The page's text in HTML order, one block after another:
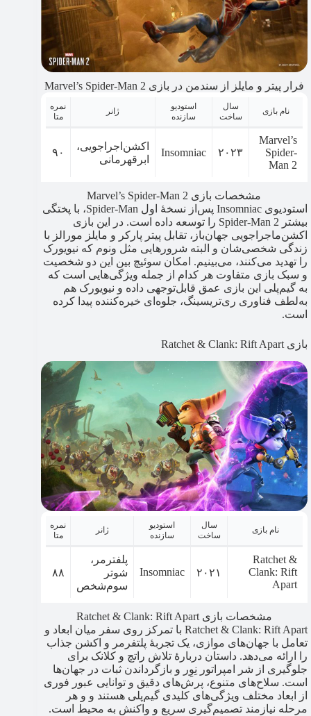
فرار پیتر و مایلز از سندمن در بازی Marvel’s Spider-Man 2
نام بازی
سال
ساخت
استودیو
سازنده
ژانر
نمره
متا
Marvel’s
Spider-
Man 2
۲۰۲۳ Insomniac
اکشن‌اجراجویی،
ابرقهرمانی
۹۰
مشخصات بازی Marvel’s Spider-Man 2
استودیوی Insomniac پس‌از نسخۀ اول Spider-Man، با پختگی
بیشتر Spider-Man 2 را توسعه داده است. در این بازی
اکشن‌ماجراجویی جهان‌باز، تقابل پیتر پارکر و مایلز مورالز با
زندگی شخصی‌شان و البته شرورهایی مثل ونوم که نیویورک
را تهدید می‌کنند، می‌بینیم. امکان سوئیچ بین این دو شخصیت
و سبک بازی متفاوت هر کدام از جمله ویژگی‌هایی است که
به گیم‌پلی این بازی عمق قابل‌توجهی داده و نیویورک هم
به‌لطف فناوری ری‌تریسینگ، جلوه‌ای خیره‌کننده پیدا کرده
است.
بازی Ratchet & Clank: Rift Apart
نام بازی
سال
ساخت
استودیو
سازنده
ژانر
نمره
متا
Ratchet &
Clank: Rift
Apart
۲۰۲۱ Insomniac
پلفترمر،
شوتر
سوم‌شخص
۸۸
مشخصات بازی Ratchet & Clank: Rift Apart
Ratchet & Clank: Rift Apart با تمرکز روی سفر میان ابعاد و
تعامل با جهان‌های موازی، یک تجربۀ پلتفرمر و اکشن جذاب
را ارائه می‌دهد. داستان دربارۀ تلاش راتچ و کلانک برای
جلوگیری از شر امپراتور نِوِر و بازگرداندن ثبات در جهان‌ها
است. سلاح‌های متنوع، پرش‌های دقیق و توانایی عبور فوری
از ابعاد مختلف ویژگی‌های کلیدی گیم‌پلی هستند و و هر
مرحله نیازمند تصمیم‌گیری سریع و واکنش به محیط است.